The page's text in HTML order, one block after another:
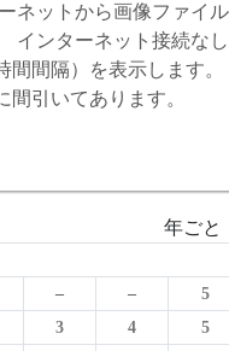
ネットから画像ファイ
インターネット接続な
間隔）を表示します
間引いてあります。
年ごと
– –
5
3 4
5